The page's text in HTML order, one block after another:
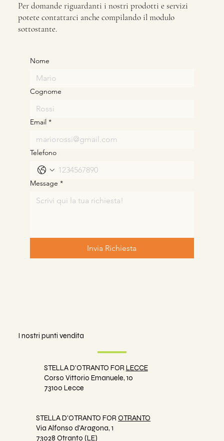
Per domande riguardanti i nostri prodotti e servizi
potete contattarci anche compilando il modulo
sottostante.
Nome
Cognome
Email *
Telefono
Message *
Invia Richiesta
I nostri punti vendita
STELLA D'OTRANTO FOR LECCE
Corso Vittorio Emanuele, 10
73100 Lecce
STELLA D'OTRANTO FOROTRANTO
Via Alfonso d'Aragona, 1
73028 Otranto (LE)